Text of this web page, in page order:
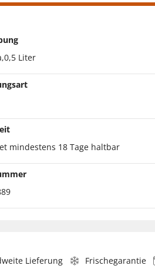
Liter
mindestens 18 Tage haltbar
Lieferung Frischegarantie